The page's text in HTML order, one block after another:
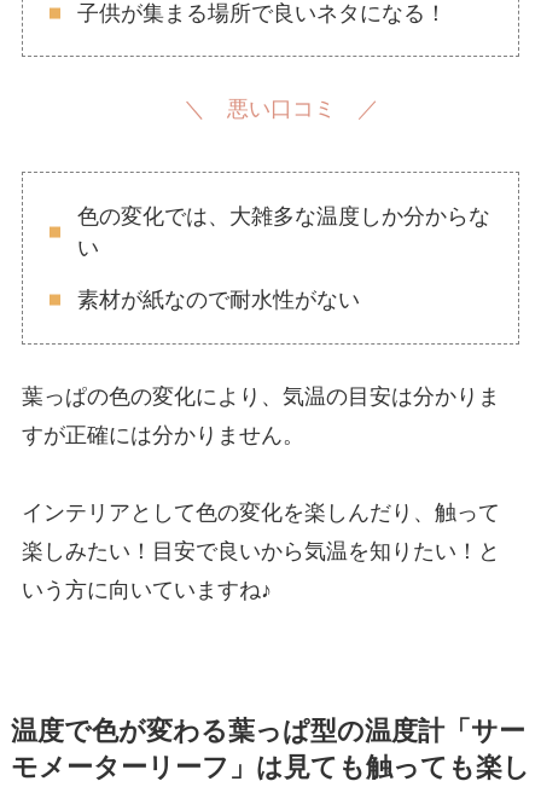
子供が集まる場所で良いネタになる！
＼ 悪い口コミ ／
色の変化では、大雑多な温度しか分からな
い
素材が紙なので耐水性がない
葉っぱの色の変化により、気温の目安は分かりま
すが正確には分かりません。
インテリアとして色の変化を楽しんだり、触って
楽しみたい！目安で良いから気温を知りたい！と
いう方に向いていますね♪
温度で色が変わる葉っぱ型の温度計「サー
モメーターリーフ」は見ても触っても楽し